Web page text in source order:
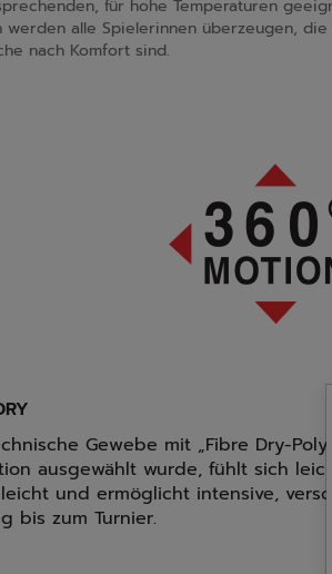
für hohe Temperaturen
werden alle Spielerinnen überzeugen, die
nach Komfort sind.
Gewebe mit „Fibre Dry-
ausgewählt wurde, fühlt sich
und ermöglicht intensive,
bis zum Turnier.